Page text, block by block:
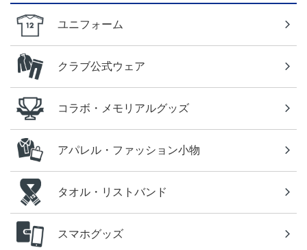
ユニフォーム
クラブ公式ウェア
コラボ・メモリアルグッズ
アパレル・ファッション小物
タオル・リストバンド
スマホグッズ